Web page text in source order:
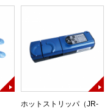
ホットストリッパ（JR-